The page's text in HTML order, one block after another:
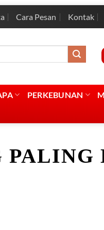
Cara Pesan Kontak
PERKEBUNAN